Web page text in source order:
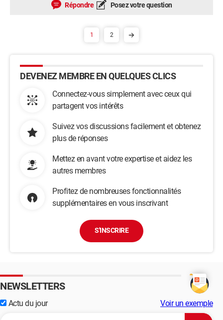
Répondre Posez votre question
1 2
DEVENEZ MEMBRE EN QUELQUES CLICS
Connectez-vous simplement avec ceux qui
partagent vos intérêts
Suivez vos discussions facilement et obtenez
plus de réponses
Mettez en avant votre expertise et aidez les
autres membres
Profitez de nombreuses fonctionnalités
supplémentaires en vous inscrivant
S'INSCRIRE
NEWSLETTERS
Actu du jour Voir un exemple